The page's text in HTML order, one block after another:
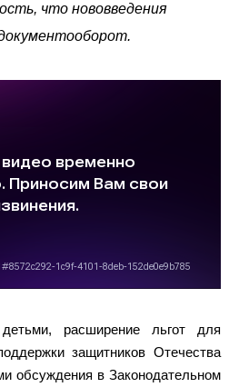
что нововведения
расширение льгот для
защитников Отечества
обсуждения в Законодательном